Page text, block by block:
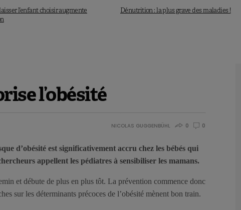
l’enfant choisir augmente
Dénutrition : la plus grave des maladies !
l’obésité
NICOLAS GUGGENBÜHL 0 0
d’obésité est significativement accru chez les bébés qui
appellent les pédiatres à sensibiliser les mamans.
et débute de plus en plus tôt. La prévention commence donc
sur les déterminants précoces de l’obésité mènent bon train.